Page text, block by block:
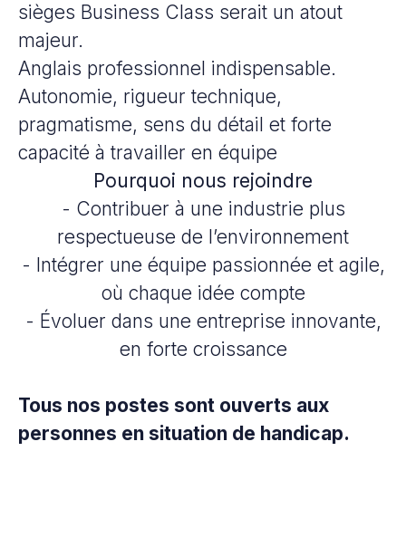
sièges Business Class serait un atout
majeur.
Anglais professionnel indispensable.
Autonomie, rigueur technique,
pragmatisme, sens du détail et forte
capacité à travailler en équipe
Pourquoi nous rejoindre
- Contribuer à une industrie plus
respectueuse de l’environnement
- Intégrer une équipe passionnée et agile,
où chaque idée compte
- Évoluer dans une entreprise innovante,
en forte croissance
Tous nos postes sont ouverts aux
personnes en situation de handicap.